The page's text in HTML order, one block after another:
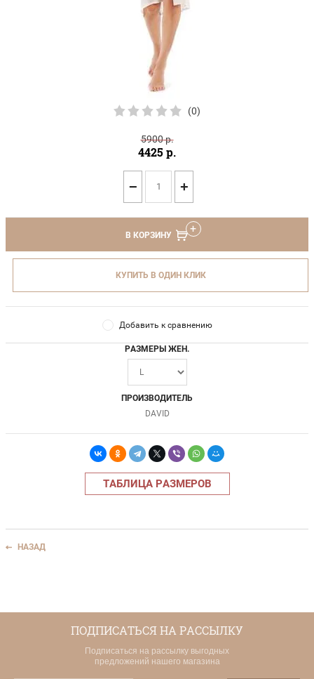
(0)
5900р.
4425 р.
− +
В КОРЗИНУ
КУПИТЬ В ОДИН КЛИК
Добавить к сравнению
РАЗМЕРЫ ЖЕН.
ПРОИЗВОДИТЕЛЬ
DAVID
ТАБЛИЦА РАЗМЕРОВ
НАЗАД
ПОДПИСАТЬСЯ НА РАССЫЛКУ
Подписаться на рассылку выгодных
предложений нашего магазина